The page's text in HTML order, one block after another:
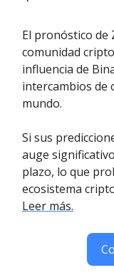
El pronóstico de
comunidad
influencia de
intercambios de
mundo.
Si sus
auge
plazo, lo que
ecosistema
Leer más.